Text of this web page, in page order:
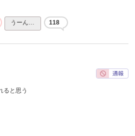
うーん… 118
ると思う